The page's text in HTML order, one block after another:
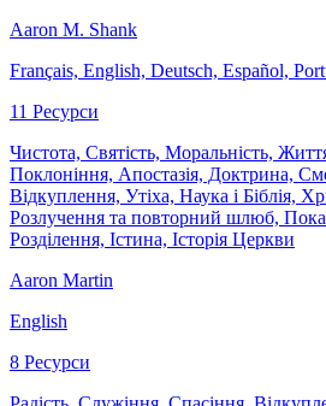
Aaron M. Shank
Français, English, Deutsch, Español,
11 Ресурси
Чистота, Святість, Моральність,
Поклоніння, Апостазія, Доктрина,
Відкуплення, Утіха, Наука і Біблія,
Розлучення та повторний шлюб,
Розділення, Істина, Історія Церкви
Aaron Martin
English
8 Ресурси